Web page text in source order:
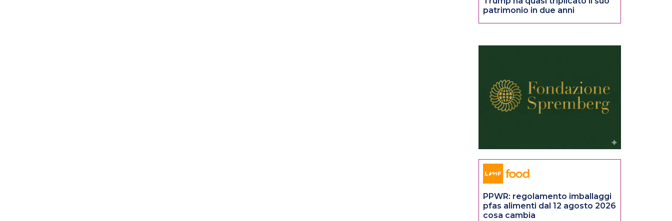
patrimonio in due anni
PPWR: regolamento imballaggi
pfas alimenti dal 12 agosto 2026
cosa cambia